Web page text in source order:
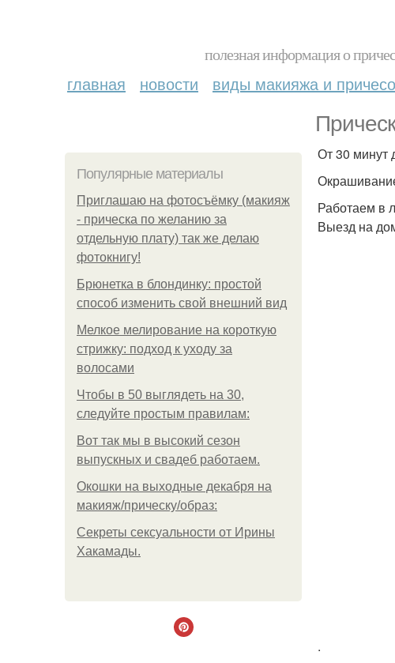
полезная информация о
главная новости виды макияжа и
Популярные материалы
Приглашаю на фотосъёмку (макияж
- прическа по желанию за
отдельную плату) так же делаю
фотокнигу!
Брюнетка в блондинку: простой
способ изменить свой внешний вид
Мелкое мелирование на короткую
стрижку: подход к уходу за
волосами
Чтобы в 50 выглядеть на 30,
следуйте простым правилам:
Вот так мы в высокий сезон
выпускных и свадеб работаем.
Окошки на выходные декабря на
макияж/прическу/образ:
Секреты сексуальности от Ирины
Хакамады.
От 30 минут
Работаем в
Выезд на
.